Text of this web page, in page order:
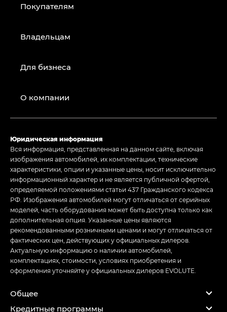
Покупателям
Владельцам
Для бизнеса
О компании
Юридическая информация
Вся информация, представленная на данном сайте, включая
изображения автомобилей, их комплектации, технические
характеристики, опции и указанные цены, носит исключительно
информационный характер и не является публичной офертой,
определяемой положениями статьи 437 Гражданского кодекса
РФ. Изображения автомобилей могут отличаться от серийных
моделей, часть оборудования может быть доступна только как
дополнительная опция. Указанные цены являются
рекомендованными розничными ценами и могут отличаться от
фактических цен, действующих у официальных дилеров.
Актуальную информацию о наличии автомобилей,
комплектациях, стоимости, условиях приобретения и
оформления уточняйте у официальных дилеров EVOLUTE.
Общее
Кредитные программы